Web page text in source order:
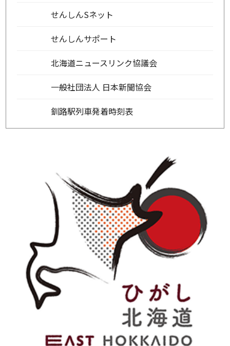
せんしんSネット
せんしんサポート
北海道ニュースリンク協議会
一般社団法人 日本新聞協会
釧路駅列車発着時刻表